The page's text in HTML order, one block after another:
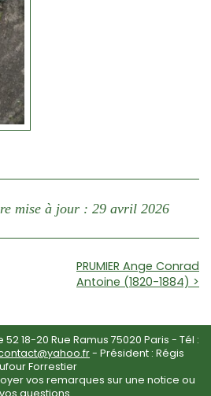
mise à jour : 29 avril 2026
PRUMIER Ange Conrad
Antoine (1820-1884) >
52 18-20 Rue Ramus 75020 Paris - Tél :
- Président : Régis
Forrestier
vos remarques sur une notice ou